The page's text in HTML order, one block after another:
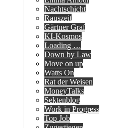
Nachtschicht
Rauszeit
Gärtner Graf
KI-Kosmos
Loading …
Down by Law
Move on up
Watts On
Rat der Weisen
MoneyTalks
Sektenblog
Work in Progress
Top Job